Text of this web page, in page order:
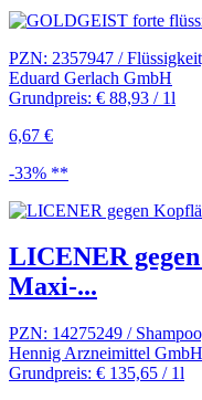
PZN: 2357947 /
Eduard Gerlach GmbH
Grundpreis: € 88,93 / 1l
6,67 €
-33% **
LICENER
Maxi-...
PZN: 14275249 /
Hennig Arzneimittel
Grundpreis: € 135,65 / 1l